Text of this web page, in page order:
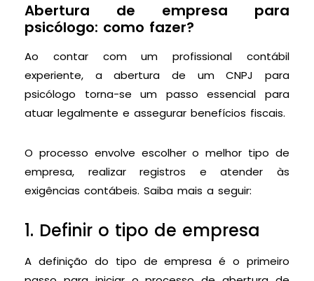
Abertura de empresa para
psicólogo: como fazer?
Ao contar com um profissional contábil
experiente, a abertura de um CNPJ para
psicólogo torna-se um passo essencial para
atuar legalmente e assegurar benefícios fiscais.
O processo envolve escolher o melhor tipo de
empresa, realizar registros e atender às
exigências contábeis. Saiba mais a seguir:
1. Definir o tipo de empresa
A definição do tipo de empresa é o primeiro